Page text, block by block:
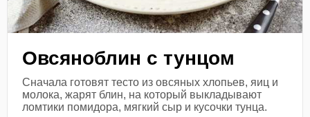
Овсяноблин с тунцом
Сначала готовят тесто из овсяных хлопьев, яиц и
молока, жарят блин, на который выкладывают
ломтики помидора, мягкий сыр и кусочки тунца.